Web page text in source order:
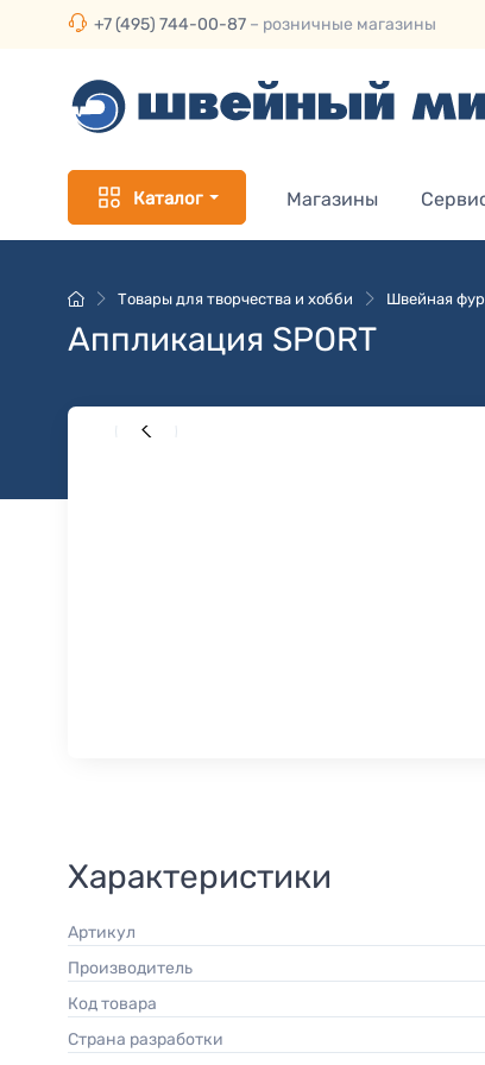
+7 (495) 744-00-87 – розничные магазины
Каталог Магазины
Товары для творчества и хобби Швейная
Аппликация SPORT
Характеристики
Артикул
Производитель
Код товара
Страна разработки